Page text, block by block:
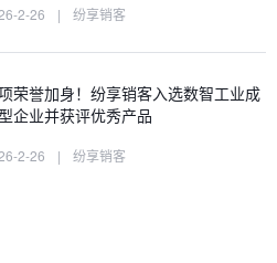
2-26 | 纷享销客
荣誉加身！纷享销客入选数智工业成
企业并获评优秀产品
2-26 | 纷享销客